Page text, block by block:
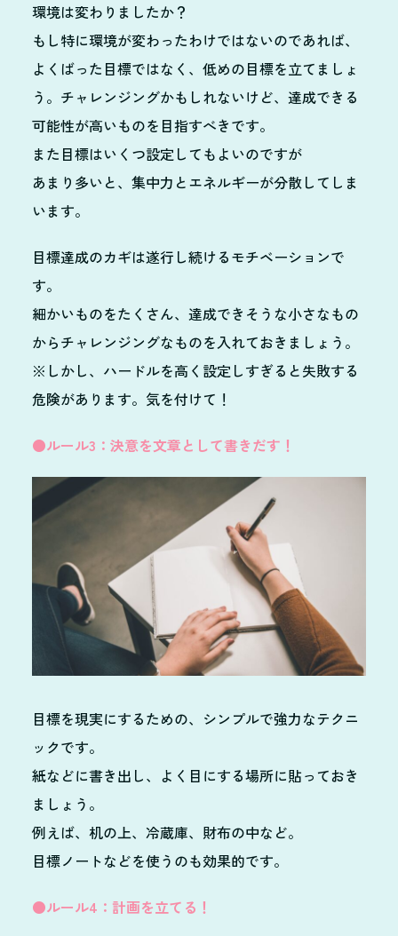
環境は変わりましたか？
もし特に環境が変わったわけではないのであれば、
よくばった目標ではなく、低めの目標を立てましょ
う。チャレンジングかもしれないけど、達成できる
可能性が高いものを目指すべきです。
また目標はいくつ設定してもよいのですが
あまり多いと、集中力とエネルギーが分散してしま
います。
目標達成のカギは遂行し続けるモチベーションで
す。
細かいものをたくさん、達成できそうな小さなもの
からチャレンジングなものを入れておきましょう。
※しかし、ハードルを高く設定しすぎると失敗する
危険があります。気を付けて！
●ルール3：決意を文章として書きだす！
目標を現実にするための、シンプルで強力なテクニ
ックです。
紙などに書き出し、よく目にする場所に貼っておき
ましょう。
例えば、机の上、冷蔵庫、財布の中など。
目標ノートなどを使うのも効果的です。
●ルール4：計画を立てる！